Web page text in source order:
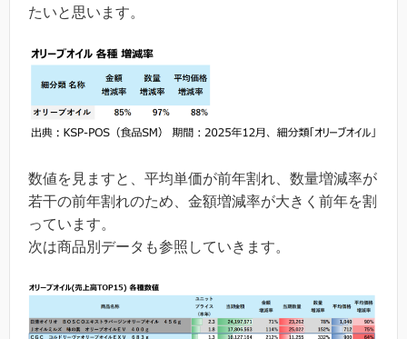
たいと思います。
数値を見ますと、平均単価が前年割れ、数量増減率が
若干の前年割れのため、金額増減率が大きく前年を割
っています。
次は商品別データも参照していきます。